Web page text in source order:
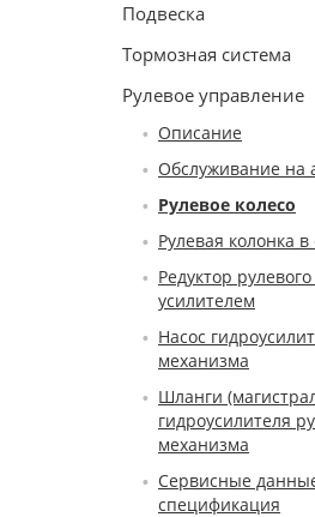
Подвеска
Тормозная система
Рулевое управление
Описание
Обслуживание на
Рулевое колесо
Рулевая колонка в
Редуктор
усилителем
Насос
механизма
Шланги
гидроусилителя
механизма
Сервисные
спецификация